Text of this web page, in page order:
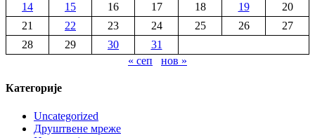
14
15 16 17 18 19
20
21
22 23 24 25 26
27
28
29 30
31
« сеп
нов »
Категорије
Uncategorized
Друштвене мреже